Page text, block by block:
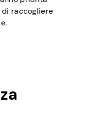
di raccogliere